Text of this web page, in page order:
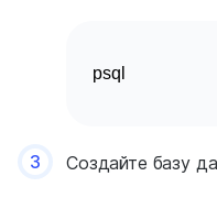
psql
3 Создайте базу